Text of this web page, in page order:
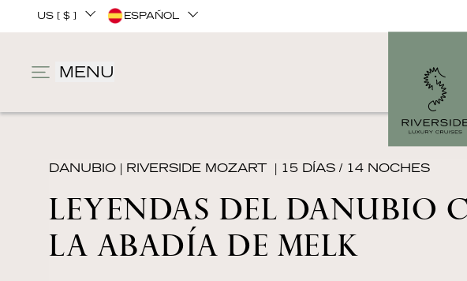
US [ $ ] ESPAÑOL
MENU
DANUBIO | RIVERSIDE MOZART| 15 DÍAS / 14 NOCHES
LEYENDAS DEL DANUBIO
LA ABADÍA DE MELK